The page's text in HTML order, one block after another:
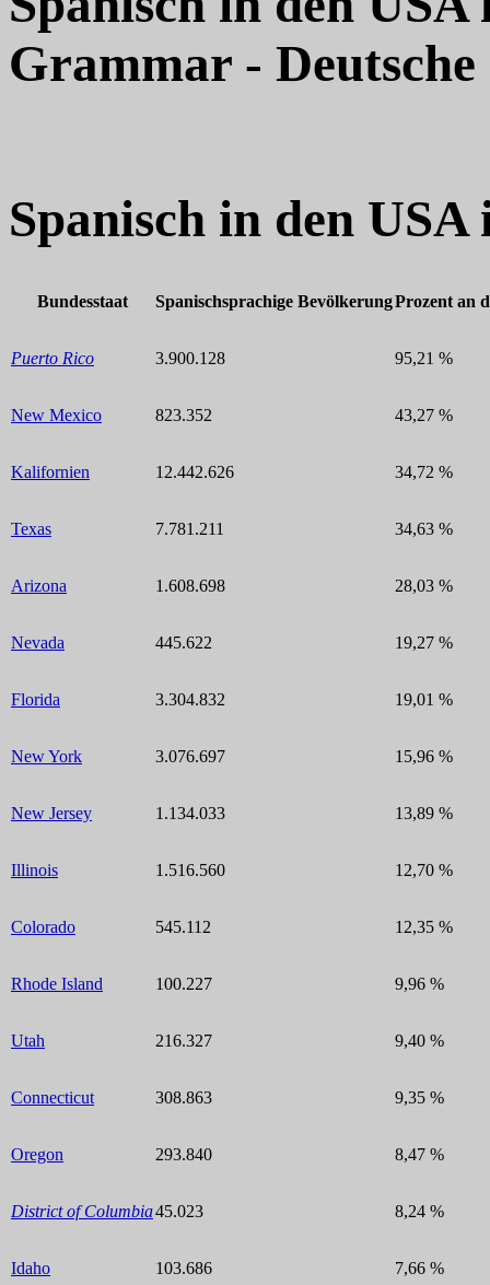
Grammar -
Spanisch in den
Bundesstaat Spanischsprachige BevölkerungProzent an
Puerto Rico 3.900.128 95,21 %
New Mexico 823.352 43,27 %
Kalifornien 12.442.626 34,72 %
Texas 7.781.211 34,63 %
Arizona 1.608.698 28,03 %
Nevada 445.622 19,27 %
Florida 3.304.832 19,01 %
New York 3.076.697 15,96 %
New Jersey 1.134.033 13,89 %
Illinois 1.516.560 12,70 %
Colorado 545.112 12,35 %
Rhode Island 100.227 9,96 %
Utah 216.327 9,40 %
Connecticut 308.863 9,35 %
Oregon 293.840 8,47 %
District of Columbia45.023 8,24 %
Idaho 103.686 7,66 %